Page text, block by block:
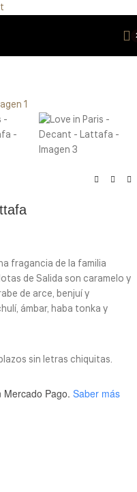
fragancia de la familia
de Salida son caramelo y
de arce, benjuí y
ámbar, haba tonka y
Mercado Pago. Saber más